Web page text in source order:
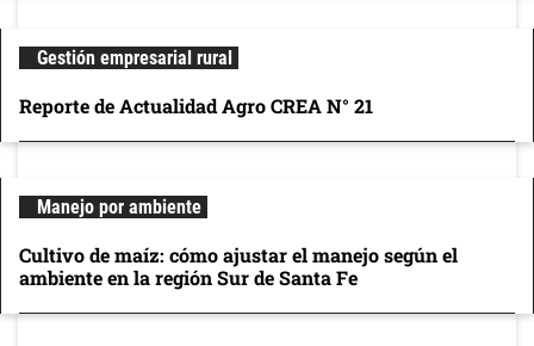
Gestión empresarial rural
Reporte de Actualidad Agro CREA N° 21
Manejo por ambiente
Cultivo de maíz: cómo ajustar el manejo según el
ambiente en la región Sur de Santa Fe